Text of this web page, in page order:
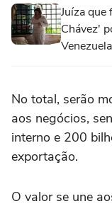
Juíza
Chávez'
Venezuela
No total, serão
aos negócios,
interno e 200
exportação.
O valor se une